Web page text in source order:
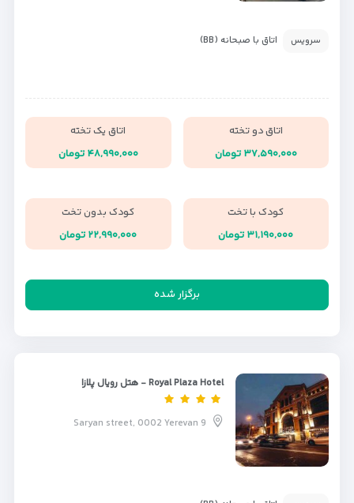
سرویس اتاق با صبحانه (BB)
اتاق دو تخته
۳۷,۵۹۰,۰۰۰ تومان
اتاق یک تخته
۴۸,۹۹۰,۰۰۰ تومان
کودک با تخت
۳۱,۱۹۰,۰۰۰ تومان
کودک بدون تخت
۲۲,۹۹۰,۰۰۰ تومان
برگزار شده
Royal Plaza Hotel - هتل رویال پلازا
9 Saryan street, 0002 Yerevan